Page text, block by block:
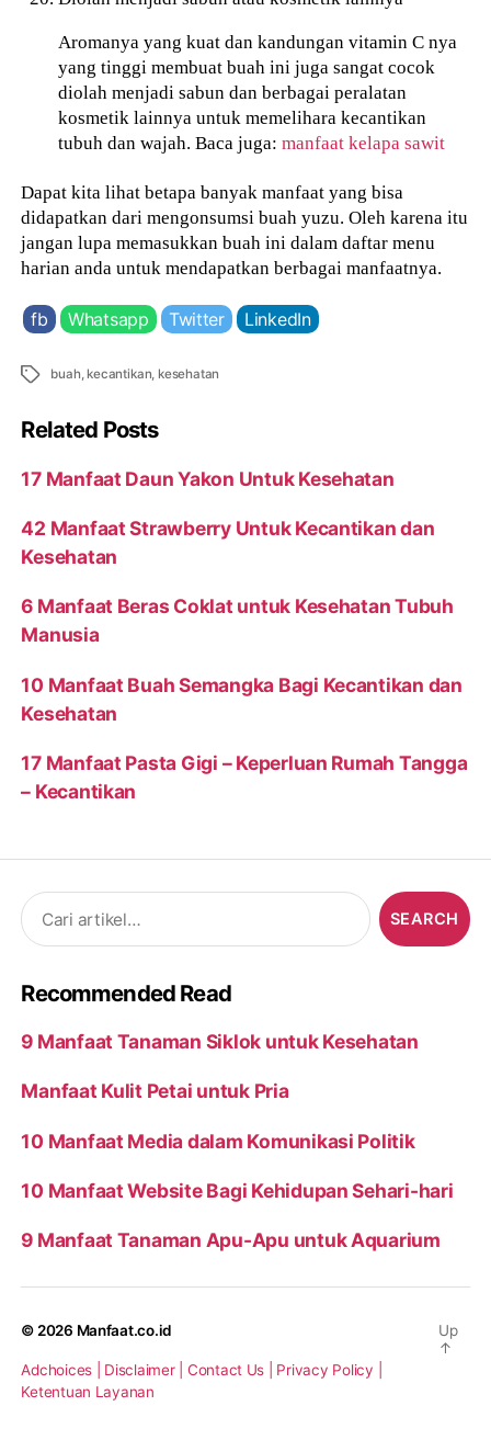
Aromanya yang kuat dan kandungan vitamin C nya
yang tinggi membuat buah ini juga sangat cocok
diolah menjadi sabun dan berbagai peralatan
kosmetik lainnya untuk memelihara kecantikan
tubuh dan wajah. Baca juga:manfaat kelapa sawit
Dapat kita lihat betapa banyak manfaat yang bisa
didapatkan dari mengonsumsi buah yuzu. Oleh karena itu
jangan lupa memasukkan buah ini dalam daftar menu
harian anda untuk mendapatkan berbagai manfaatnya.
fb Whatsapp Twitter LinkedIn
Tags buah, kecantikan, kesehatan
Related Posts
17 Manfaat Daun Yakon Untuk Kesehatan
42 Manfaat Strawberry Untuk Kecantikan dan
Kesehatan
6 Manfaat Beras Coklat untuk Kesehatan Tubuh
Manusia
10 Manfaat Buah Semangka Bagi Kecantikan dan
Kesehatan
17 Manfaat Pasta Gigi – Keperluan Rumah Tangga
– Kecantikan
Search
for:
Recommended Read
9 Manfaat Tanaman Siklok untuk Kesehatan
Manfaat Kulit Petai untuk Pria
10 Manfaat Media dalam Komunikasi Politik
10 Manfaat Website Bagi Kehidupan Sehari-hari
9 Manfaat Tanaman Apu-Apu untuk Aquarium
© 2026 Manfaat.co.id
Adchoices | Disclaimer | Contact Us | Privacy Policy |
Ketentuan Layanan
Up
↑